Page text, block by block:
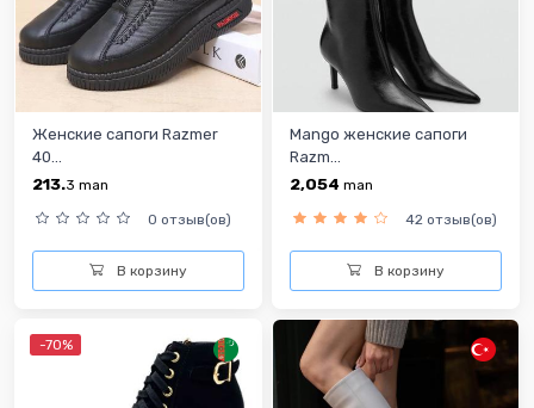
Женские сапоги Razmer
40...
213.3 man
0 отзыв(ов)
В корзину
Mango женские сапоги
Razm...
2,054 man
42 отзыв(ов)
В корзину
-70%